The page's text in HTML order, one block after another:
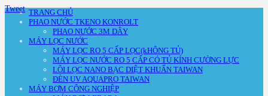
TRANG CHỦ
PHAO NƯỚC TKENO KONROLT
PHAO NƯỚC 3M DÂY
MÁY LỌC NƯỚC
MÁY LỌC RO 5 CẤP LỌC(kHÔNG TỦ)
MÁY LỌC NƯỚC RO 5 CẤP CÓ TỦ KÍNH CƯỜNG LỰC
LÕI LỌC NANO BẠC DIỆT KHUẨN TAIWAN
ĐÈN UV AQUAPRO TAIWAN
MÁY BƠM CÔNG NGHIỆP
Tweet